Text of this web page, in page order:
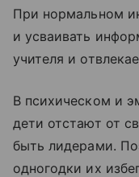
При нормальном
и усваивать
учителя и
В психическом и
дети отстают от
быть лидерами.
одногодки их